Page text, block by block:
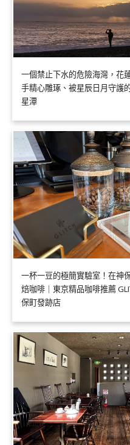
一個禁止下水的危險海灣，花
手精心雕琢、被星辰日月守護
星潭
一杯一豆的極簡實驗室！在神
焙咖啡｜東京精品咖啡推薦
保町發跡店